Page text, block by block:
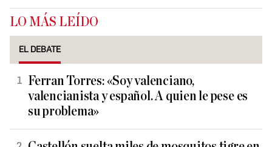
LO MÁS LEÍDO
EL DEBATE
Ferran Torres: «Soy valenciano,
valencianista y español. A quien le pese es
su problema»